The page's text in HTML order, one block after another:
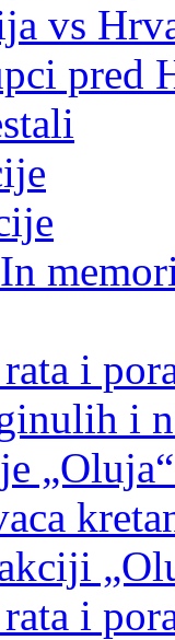
vs
pred
rata i
i
rata i